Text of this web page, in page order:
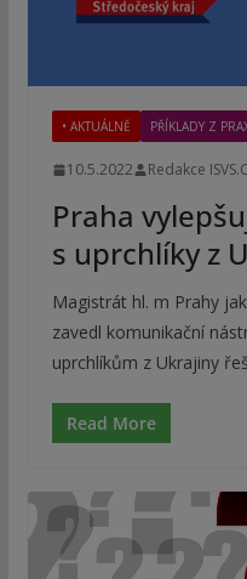
• AKTUÁLNĚ PŘÍKLADY Z
10.5.2022 Redakce
Praha
s uprchlíky z
Magistrát hl. m Prahy
zavedl komunikační
uprchlíkům z Ukrajiny
Read More